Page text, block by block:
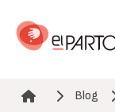
contenido
Ruta de navegación
Blog